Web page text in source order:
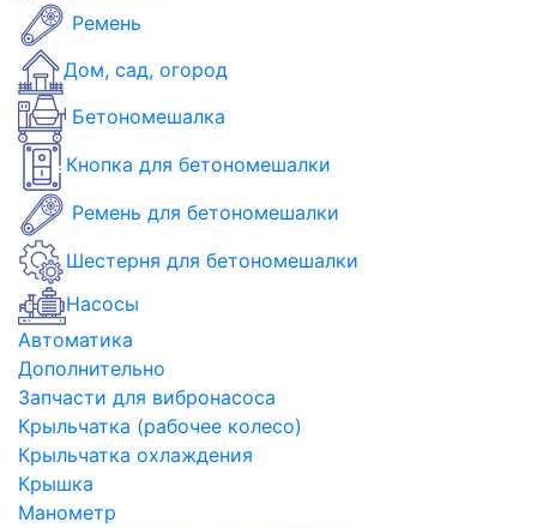
Ремень
Дом, сад, огород
Бетономешалка
Кнопка для бетономешалки
Ремень для бетономешалки
Шестерня для бетономешалки
Насосы
Автоматика
Дополнительно
Запчасти для вибронасоса
Крыльчатка (рабочее колесо)
Крыльчатка охлаждения
Крышка
Манометр